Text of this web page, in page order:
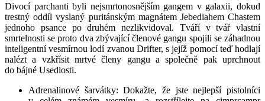
Divocí parchanti byli nejsmrtonosnějším gangem v galaxii, dokud
trestný oddíl vyslaný puritánským magnátem Jebediahem Chastem
jednoho psance po druhém nezlikvidoval. Tváří v tvář vlastní
smrtelnosti se proto dva zbývající členové gangu spojili se záhadnou
inteligentní vesmírnou lodí zvanou Drifter, s jejíž pomocí teď hodlají
nalézt a vzkřísit mrtvé členy gangu a společně pak uprchnout
do bájné Usedlosti.
Adrenalinové šarvátky: Dokažte, že jste nejlepší pistolníci